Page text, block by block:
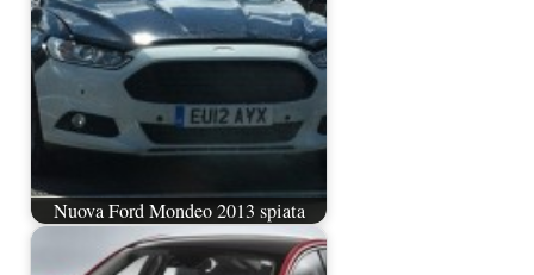
Nuova Ford Mondeo 2013 spiata